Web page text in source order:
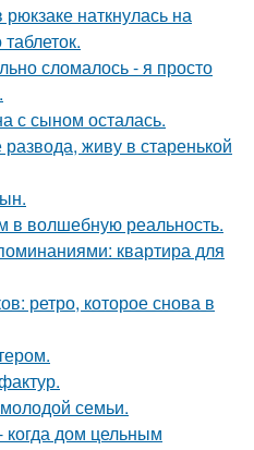
наткнулась на
сломалось - я просто
с сыном осталась.
живу в старенькой
в волшебную реальность.
квартира для
ретро, которое снова в
семьи.
дом цельным